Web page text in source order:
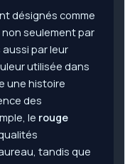
désignés comme
seulement par
par leur
utilisée dans
une histoire
des
le rouge
qualités
tandis que